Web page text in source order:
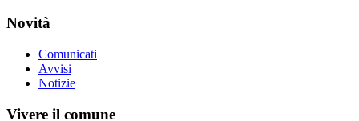
Novità
Comunicati
Avvisi
Notizie
Vivere il comune